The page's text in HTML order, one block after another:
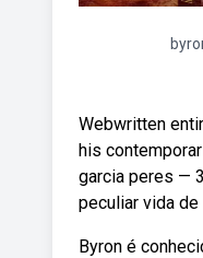
Webwritten
his
garcia peres —
peculiar vida
Byron é